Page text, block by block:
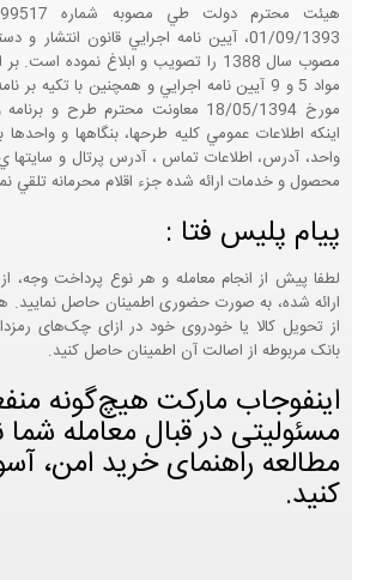
01/09/1393، آيين نامه اجرايي قانون
مصوب سال 1388 را تصويب و ابلاغ نموده
مورخ 18/05/1394 معاونت محترم طرح و
اينکه اطلاعات عمومي کليه طرحها، بنگاهها و
واحد، آدرس، اطلاعات تماس ، آدرس پرتال و سايتها
محصول و خدمات ارائه شده جزء اقلام محرمانه تلقي
پیام پلیس فتا :
لطفا پیش از انجام معامله و هر نوع پرداخت وجه،
ارائه شده، به صورت حضوری اطمینان حاصل نمایید.
از تحویل کالا یا خودروی خود در ازای چک‌های
بانک مربوطه از اصالت آن اطمینان حاصل کنید.
اینفوجاب مارکت هیچ‌گونه
مسئولیتی در قبال معامله شما
مطالعه راهنمای خرید امن،
کنید.